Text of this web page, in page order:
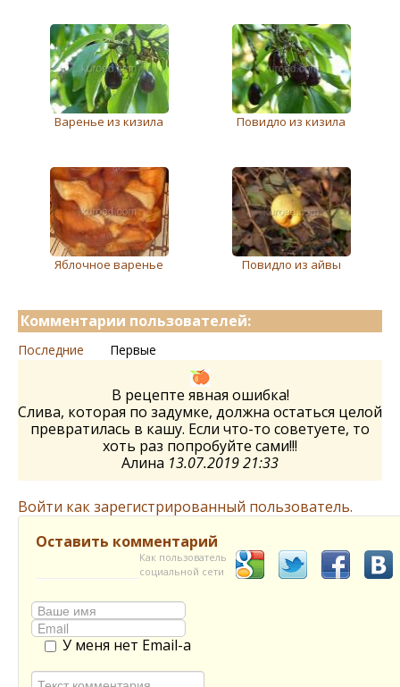
Варенье из кизила Повидло из кизила
Яблочное варенье Повидло из айвы
Комментарии пользователей:
Последние Первые
В рецепте явная ошибка!
Слива, которая по задумке, должна остаться целой
превратилась в кашу. Если что-то советуете, то
хоть раз попробуйте сами!!!
Алина 13.07.2019 21:33
Войти как зарегистрированный пользователь.
Оставить комментарий
Как пользователь
социальной сети
У меня нет Email-а